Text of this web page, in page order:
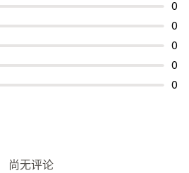
0
0
0
0
0
尚无评论